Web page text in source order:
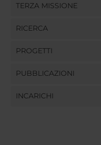
TERZA MISSIONE
RICERCA
PROGETTI
PUBBLICAZIONI
INCARICHI